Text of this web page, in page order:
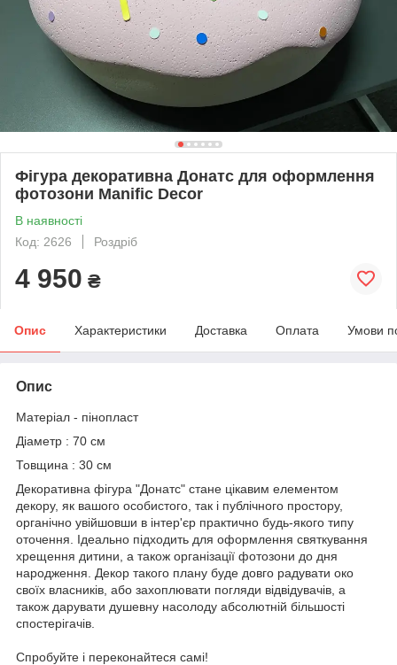
Фігура декоративна Донатс для оформлення
фотозони Manific Decor
В наявності
Код: 2626
Роздріб
4 950 ₴
Опис Характеристики Доставка Оплата Умови
Опис
Матеріал - пінопласт
Діаметр : 70 см
Товщина : 30 см
Декоративна фігура "Донатс" стане цікавим елементом
декору, як вашого особистого, так і публічного простору,
органічно увійшовши в інтер'єр практично будь-якого типу
оточення. Ідеально підходить для оформлення святкування
хрещення дитини, а також організації фотозони до дня
народження. Декор такого плану буде довго радувати око
своїх власників, або захоплювати погляди відвідувачів, а
також дарувати душевну насолоду абсолютній більшості
спостерігачів.
Спробуйте і переконайтеся самі!